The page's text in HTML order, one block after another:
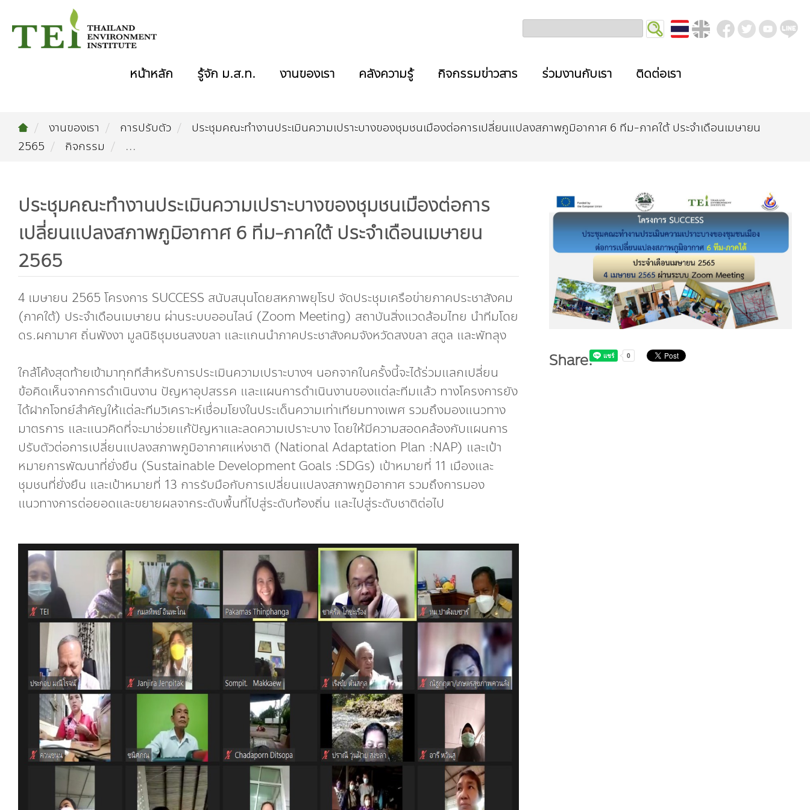
หน้าหลัก รู้จัก ม.ส.ท. งานของเรา คลังความรู้ กิจกรรมข่าวสาร ร่วมงานกับเรา ติดต่อเรา
งานของเรา การปรับตัว
ประชุมคณะทำงานประเมินความเปราะบางของชุมชนเมืองต่อการเปลี่ยนแปลงสภาพภูมิอากาศ 6 ทีม-ภาคใต้ ประจำเดือนเมษายน
2565
กิจกรรม ...
ประชุมคณะทำงานประเมินความเปราะบางของชุมชนเมืองต่อการ
เปลี่ยนแปลงสภาพภูมิอากาศ 6 ทีม-ภาคใต้ ประจำเดือนเมษายน
2565
4 เมษายน 2565 โครงการ SUCCESS สนับสนุนโดยสหภาพยุโรป จัดประชุมเครือข่ายภาคประชาสังคม
(ภาคใต้) ประจำเดือนเมษายน ผ่านระบบออนไลน์ (Zoom Meeting) สถาบันสิ่งแวดล้อมไทย นำทีมโดย
ดร.ผกามาศ ถิ่นพังงา มูลนิธิชุมชนสงขลา และแกนนำภาคประชาสังคมจังหวัดสงขลา สตูล และพัทลุง
ใกล้โค้งสุดท้ายเข้ามาทุกทีสำหรับการประเมินความเปราะบางฯ นอกจากในครั้งนี้จะได้ร่วมแลกเปลี่ยน
ข้อคิดเห็นจากการดำเนินงาน ปัญหาอุปสรรค และแผนการดำเนินงานของแต่ละทีมแล้ว ทางโครงการยัง
ได้ฝากโจทย์สำคัญให้แต่ละทีมวิเคราะห์เชื่อมโยงในประเด็นความเท่าเทียมทางเพศ รวมถึงมองแนวทาง
มาตรการ และแนวคิดที่จะมาช่วยแก้ปัญหาและลดความเปราะบาง โดยให้มีความสอดคล้องกับแผนการ
ปรับตัวต่อการเปลี่ยนแปลงสภาพภูมิอากาศแห่งชาติ (National Adaptation Plan :NAP) และเป้า
หมายการพัฒนาที่ยั่งยืน (Sustainable Development Goals :SDGs) เป้าหมายที่ 11 เมืองและ
ชุมชนที่ยั่งยืน และเป้าหมายที่ 13 การรับมือกับการเปลี่ยนแปลงสภาพภูมิอากาศ รวมถึงการมอง
แนวทางการต่อยอดและขยายผลจากระดับพื้นที่ไปสู่ระดับท้องถิ่น และไปสู่ระดับชาติต่อไป
Share: